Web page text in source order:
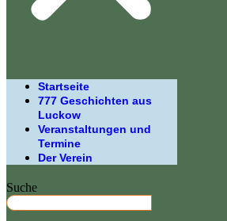
Startseite
777 Geschichten aus
Luckow
Veranstaltungen und
Termine
Der Verein
Suche